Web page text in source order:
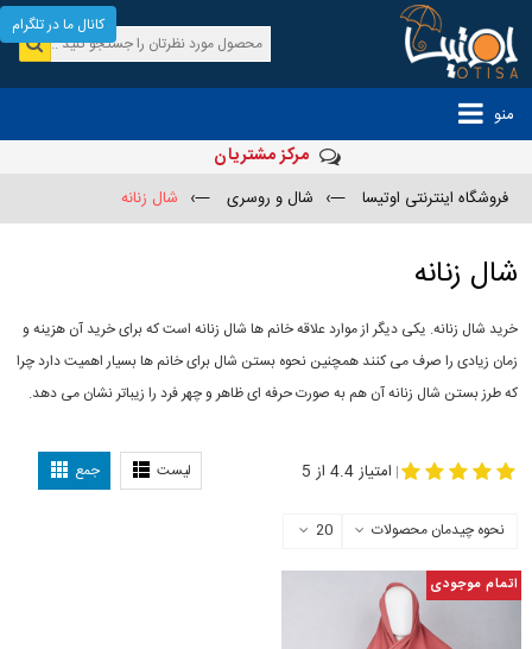
منو
مرکز مشتریان
فروشگاه اینترنتی اوتیسا —› شال و روسری —› شال زنانه
شال زنانه
خرید شال زنانه. یکی دیگر از موارد علاقه خانم ها شال زنانه است که برای خرید آن هزینه و
زمان زیادی را صرف می کنند همچنین نحوه بستن شال برای خانم ها بسیار اهمیت دارد چرا
که طرز بستن شال زنانه آن هم به صورت حرفه ای ظاهر و چهر فرد را زیباتر نشان می دهد.
لیست جمع | امتیاز 4.4 از 5
نحوه چیدمان محصولات 20
اتمام موجودی
کانال ما در تلگرام